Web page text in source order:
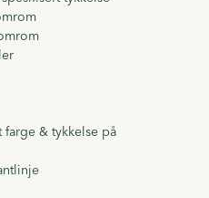
farge & tykkelse på